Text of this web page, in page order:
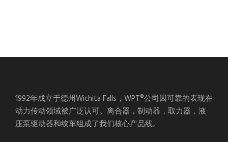
1992年成立于德州Wichita Falls，WPT®公司因可靠的表现在
动力传动领域被广泛认可。离合器，制动器，取力器，液
压泵驱动器和绞车组成了我们核心产品线。